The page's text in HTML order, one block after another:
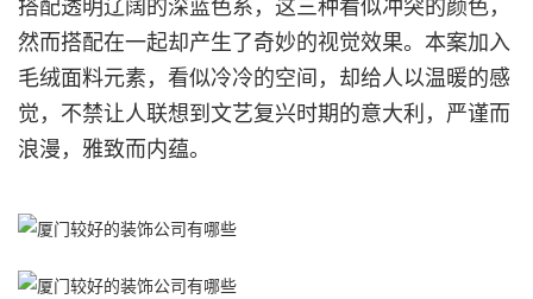
搭配透明辽阔的深蓝色系，这三种看似冲突的颜色，
然而搭配在一起却产生了奇妙的视觉效果。本案加入
毛绒面料元素，看似冷冷的空间，却给人以温暖的感
觉，不禁让人联想到文艺复兴时期的意大利，严谨而
浪漫，雅致而内蕴。